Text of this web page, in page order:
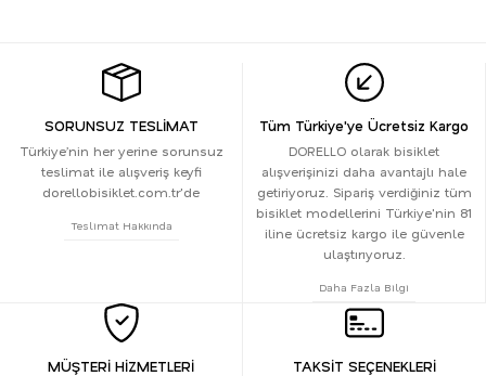
SORUNSUZ TESLİMAT
Türkiye’nin her yerine sorunsuz
teslimat ile alışveriş keyfi
dorellobisiklet.com.tr'de
Teslimat Hakkında
Tüm Türkiye'ye Ücretsiz Kargo
DORELLO olarak bisiklet
alışverişinizi daha avantajlı hale
getiriyoruz. Sipariş verdiğiniz tüm
bisiklet modellerini Türkiye'nin 81
iline ücretsiz kargo ile güvenle
ulaştırıyoruz.
Daha Fazla Bilgi
MÜŞTERİ HİZMETLERİ TAKSİT SEÇENEKLERİ